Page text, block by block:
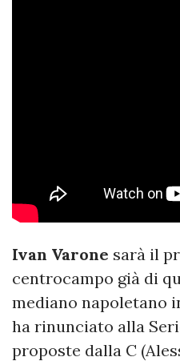
Ivan Varone sarà il
centrocampo già di
mediano napoletano
ha rinunciato alla
proposte dalla C